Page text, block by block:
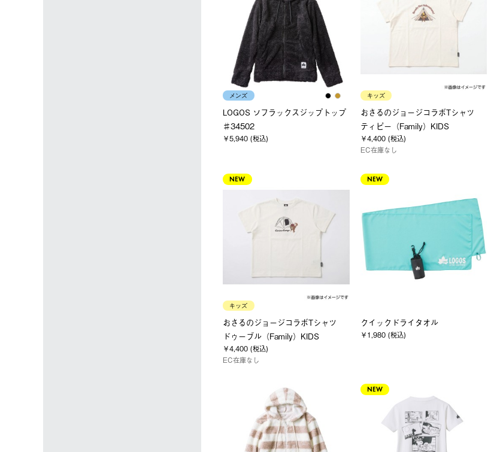
メンズ
LOGOS ソフラックスジップトップ
♯34502
￥5,940 (税込)
キッズ
おさるのジョージコラボTシャツ
ティピー（Family）KIDS
￥4,400 (税込)
EC在庫なし
NEW
キッズ
おさるのジョージコラボTシャツ
ドゥーブル（Family）KIDS
￥4,400 (税込)
EC在庫なし
NEW
クイックドライタオル
￥1,980 (税込)
NEW